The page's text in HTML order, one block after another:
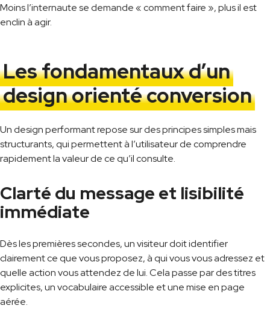
Moins l’internaute se demande « comment faire », plus il est
enclin à agir.
Les fondamentaux d’un
design orienté conversion
Un design performant repose sur des principes simples mais
structurants, qui permettent à l’utilisateur de comprendre
rapidement la valeur de ce qu’il consulte.
Clarté du message et lisibilité
immédiate
Dès les premières secondes, un visiteur doit identifier
clairement ce que vous proposez, à qui vous vous adressez et
quelle action vous attendez de lui. Cela passe par des titres
explicites, un vocabulaire accessible et une mise en page
aérée.